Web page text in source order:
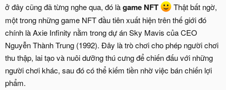
ở đây cũng đã từng nghe qua, đó làgame NFT
Thật bất ngờ,
một trong những game NFT đầu tiên xuất hiện trên thế giới đó
chính là Axie Infinity nằm trong dự án Sky Mavis của CEO
Nguyễn Thành Trung (1992). Đây là trò chơi cho phép người chơi
thu thập, lai tạo và nuôi dưỡng thú cưng để chiến đấu với những
người chơi khác, sau đó có thể kiếm tiền nhờ việc bán chiến lợi
phẩm.